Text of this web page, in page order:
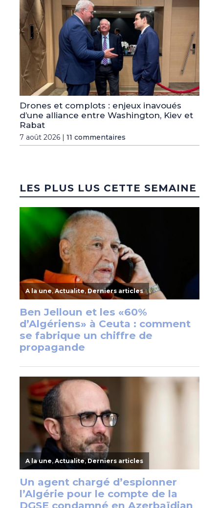
Drones et complots : enjeux inavoués
d’une alliance entre Washington, Kiev et
Rabat
7 août 2026 | 11 commentaires
LES PLUS LUS CETTE SEMAINE